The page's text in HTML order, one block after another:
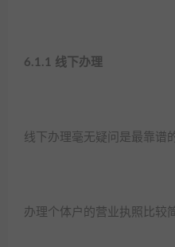
6.1.1 线下办理​
线下办理毫无疑问是最靠谱
办理个体户的营业执照比较